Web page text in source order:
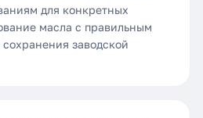
для конкретных
масла с правильным
заводской